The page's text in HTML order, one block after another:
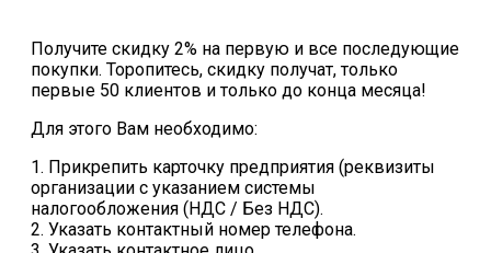
Получите скидку 2% на первую и все последующие
покупки. Торопитесь, скидку получат, только
первые 50 клиентов и только до конца месяца!
Для этого Вам необходимо:
1. Прикрепить карточку предприятия (реквизиты
организации с указанием системы
налогообложения (НДС / Без НДС).
2. Указать контактный номер телефона.